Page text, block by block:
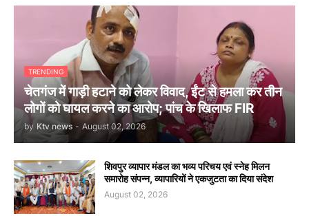
TRENDING
चेतगंज में गाड़ी हटाने को लेकर विवाद, ईंट से हमला कर तीन
लोगों को घायल करने का आरोप; पांच के खिलाफ FIR
by Ktv news - August 02, 2026
शिवपुर व्यापार मंडल का भव्य परिचय एवं स्नेह मिलन
समारोह संपन्न, व्यापारियों ने एकजुटता का दिया संदेश
August 02, 2026